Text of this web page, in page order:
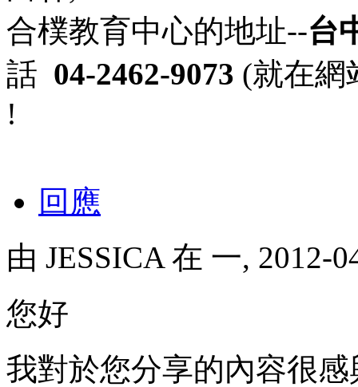
合樸教育中心的地址--台
話 04-2462-9073 (就在網
!
回應
由 JESSICA在 一, 2012-
您好
我對於您分享的內容很